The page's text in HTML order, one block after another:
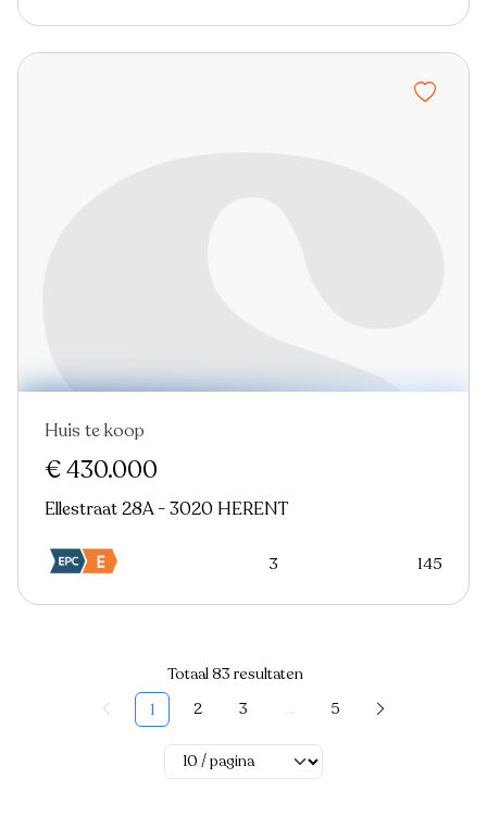
Nieuw
Huis te koop
€ 430.000
Ellestraat 28A - 3020 HERENT
3 145
Totaal 83 resultaten
1
2 3 ... 5